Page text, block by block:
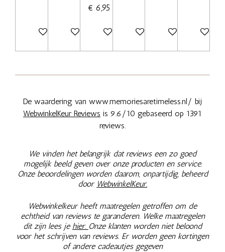
In winkelwagenBekijk details
€ 6,95
Bekijk detailsBekijk detailsBekijk detailsBekijk
De waardering van www.memoriesaretimeless.nl/ bij
WebwinkelKeur Reviews is 9.6/10 gebaseerd op 1391
reviews.
We vinden het belangrijk dat reviews een zo goed
mogelijk beeld geven over onze producten en service.
Onze beoordelingen worden daarom, onpartijdig, beheerd
door WebwinkelKeur.
Webwinkelkeur heeft maatregelen getroffen om de
echtheid van reviews te garanderen. Welke maatregelen
dit zijn lees je hier. Onze klanten worden niet beloond
voor het schrijven van reviews. Er worden geen kortingen
of andere cadeautjes gegeven